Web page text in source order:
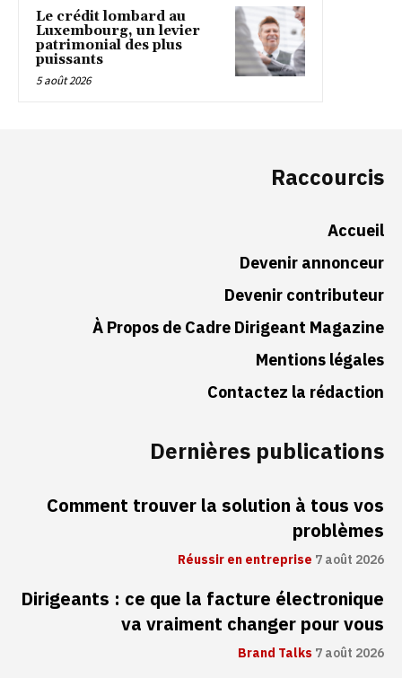
Le crédit lombard au
Luxembourg, un levier
patrimonial des plus
puissants
5 août 2026
Raccourcis
Accueil
Devenir annonceur
Devenir contributeur
À Propos de Cadre Dirigeant Magazine
Mentions légales
Contactez la rédaction
Dernières publications
Comment trouver la solution à tous vos
problèmes
Réussir en entreprise 7 août 2026
Dirigeants : ce que la facture électronique
va vraiment changer pour vous
Brand Talks7 août 2026